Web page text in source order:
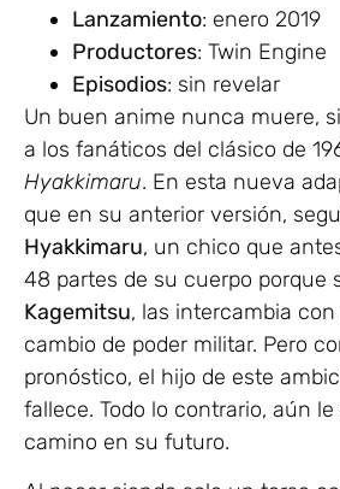
Lanzamiento: enero 2019
Productores: Twin Engine
Episodios: sin revelar
Un buen anime nunca muere,
a los fanáticos del clásico de
Hyakkimaru. En esta nueva
que en su anterior versión,
Hyakkimaru, un chico que
48 partes de su cuerpo porque
Kagemitsu, las intercambia
cambio de poder militar. Pero
pronóstico, el hijo de este
fallece. Todo lo contrario, aún
camino en su futuro.